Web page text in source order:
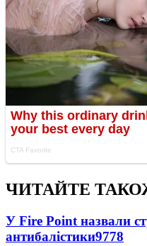
ЧИТАЙТЕ
У Fire Point назвали
антибалістики9778